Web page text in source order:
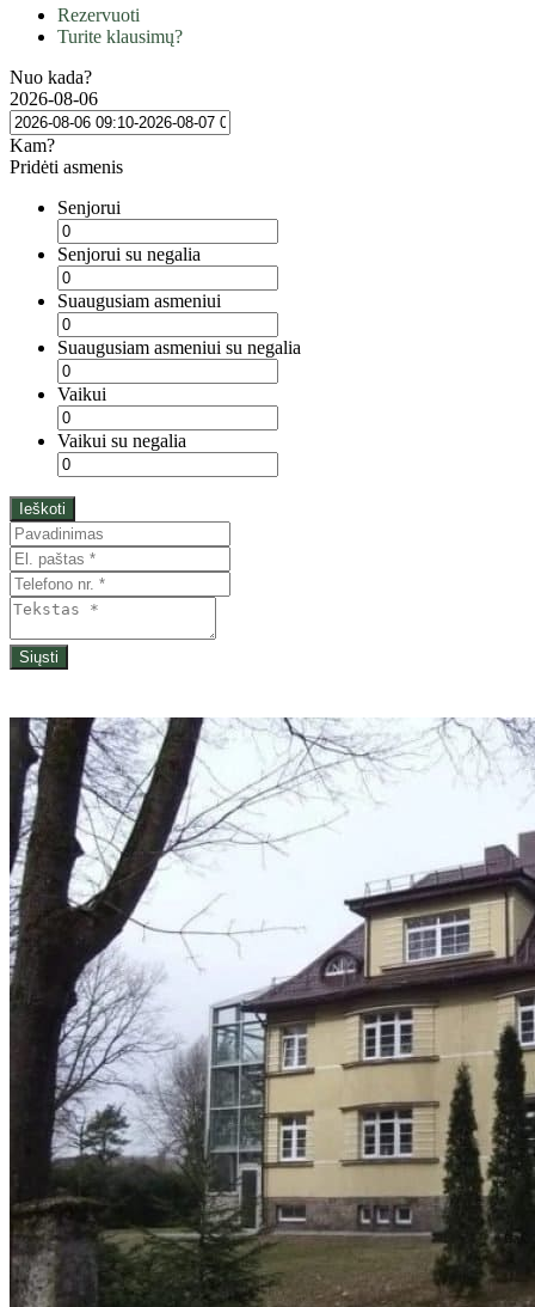
Rezervuoti
Turite klausimų?
Nuo kada?
2026-08-06
Kam?
Pridėti asmenis
Senjorui
Senjorui su negalia
Suaugusiam asmeniui
Suaugusiam asmeniui su negalia
Vaikui
Vaikui su negalia
Ieškoti